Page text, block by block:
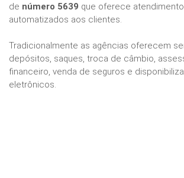
de número 5639 que oferece
automatizados aos clientes.
Tradicionalmente as agências oferecem
depósitos, saques, troca de câmbio,
financeiro, venda de seguros e
eletrônicos.